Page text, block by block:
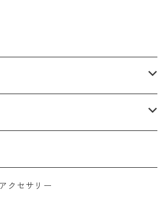
クセサリー